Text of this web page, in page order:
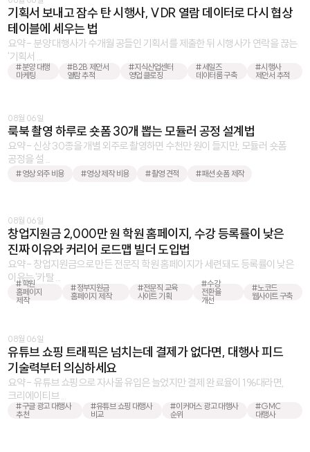
기획서 보내고 잠수 탄 시행사, VDR 열람 데이터로 다시 협상
테이블에 세우는 법
요약 - 분양 대행사가 수개월 공들인 기획서를 제출한 뒤 시행사가 연락을 끊는
'기획서 ...
#분양 대행
마케팅
#B2B 제안서
열람 추적
#지식산업센터
영업 클로징
#세일즈
데이터룸 구축
#시행사
제안서 추적
08월 06일
룩북 촬영 하루로 숏폼 30개 뽑는 모듈러 공정 설계법
요약 - 신상 30종을 개별 외주로 촬영하면 수천만 원이 들지만, 모듈러 숏폼
공정을 설 ...
#영상 외주 비용 #영상 제작 비용 #촬영 견적 #패션 숏폼 제작
08월 06일
창업지원금 2,000만 원 학원 홈페이지, 수강 등록률이 낮은
진짜 이유와 커리어 로드맵 빌더 도입법
요약 - 창업지원금으로 만든 전문직 학원 홈페이지가 세련돼도 등록률이 낮은
이유는 '카탈 ...
#학원
홈페이지
제작
#정부지원금
홈페이지 제작
#전문직 교육
사이트 기획
#수강
전환율
개선
#노코드
웹사이트 구축
08월 06일
유튜브 쇼핑 트래픽은 넘치는데 결제가 없다면, 대행사 피드
기술력부터 의심하세요
요약 - 유튜브 쇼핑으로 자사몰 유입은 늘었지만 결제 완료율이 1%대라면,
크리에이티브 ...
#구글 광고 대행사
추천
#유튜브 쇼핑 대행사
비교
#이커머스 광고 대행사
순위
#GMC
대행사